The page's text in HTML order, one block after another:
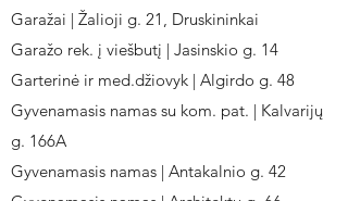
Garažai | Žalioji g. 21, Druskininkai
Garažo rek. į viešbutį | Jasinskio g. 14
Garterinė ir med.džiovyk | Algirdo g. 48
Gyvenamasis namas su kom. pat. | Kalvarijų
g. 166A
Gyvenamasis namas | Antakalnio g. 42